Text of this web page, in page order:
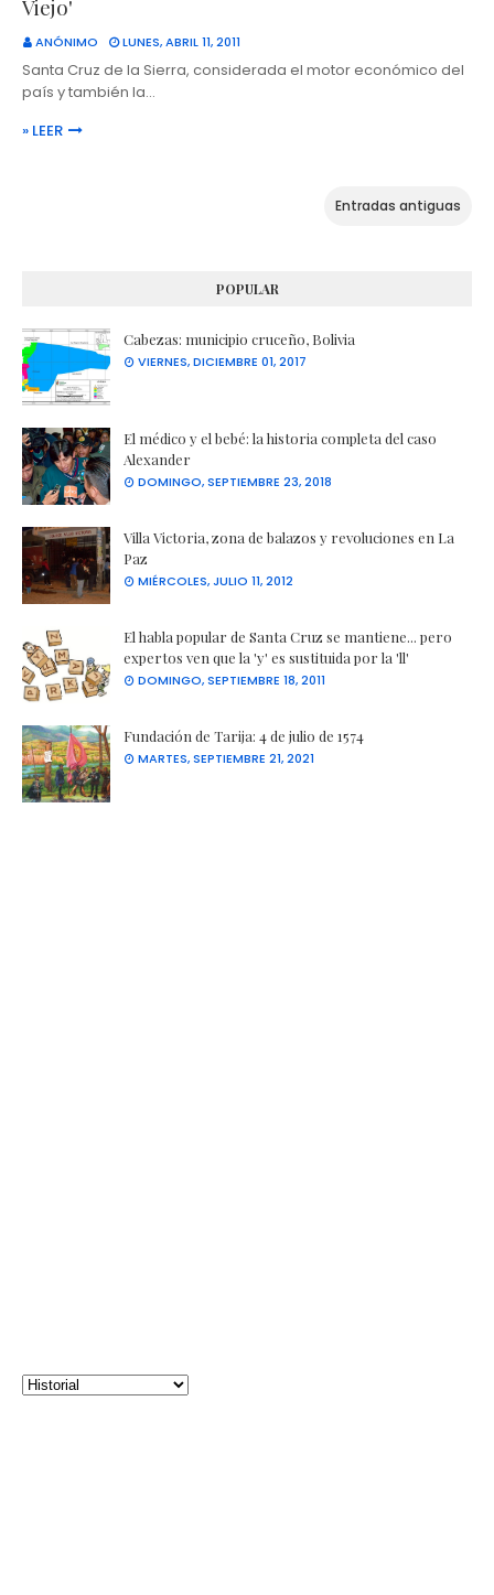
Viejo'
ANÓNIMO LUNES, ABRIL 11, 2011
Santa Cruz de la Sierra, considerada el motor económico del
país y también la…
» LEER
Entradas antiguas
POPULAR
Cabezas: municipio cruceño, Bolivia
VIERNES, DICIEMBRE 01, 2017
El médico y el bebé: la historia completa del caso
Alexander
DOMINGO, SEPTIEMBRE 23, 2018
Villa Victoria, zona de balazos y revoluciones en La
Paz
MIÉRCOLES, JULIO 11, 2012
El habla popular de Santa Cruz se mantiene... pero
expertos ven que la 'y' es sustituida por la 'll'
DOMINGO, SEPTIEMBRE 18, 2011
Fundación de Tarija: 4 de julio de 1574
MARTES, SEPTIEMBRE 21, 2021